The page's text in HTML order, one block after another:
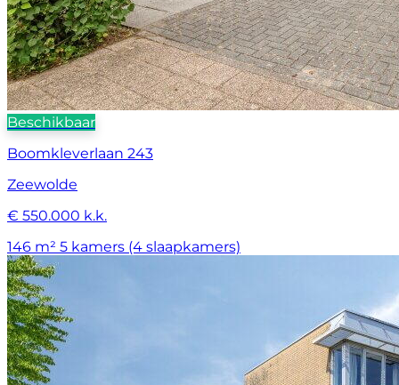
Beschikbaar
Boomkleverlaan 243
Zeewolde
€ 550.000 k.k.
146 m² 5 kamers (4 slaapkamers)